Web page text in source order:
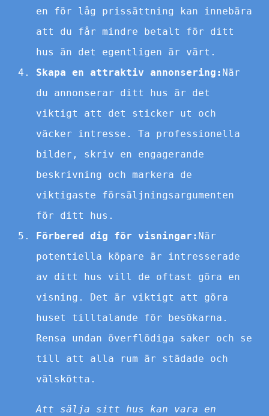
en för låg prissättning kan innebära
att du får mindre betalt för ditt
hus än det egentligen är värt.
Skapa en attraktiv annonsering: När
du annonserar ditt hus är det
viktigt att det sticker ut och
väcker intresse. Ta professionella
bilder, skriv en engagerande
beskrivning och markera de
viktigaste försäljningsargumenten
för ditt hus.
Förbered dig för visningar: När
potentiella köpare är intresserade
av ditt hus vill de oftast göra en
visning. Det är viktigt att göra
huset tilltalande för besökarna.
Rensa undan överflödiga saker och se
till att alla rum är städade och
välskötta.
Att sälja sitt hus kan vara en